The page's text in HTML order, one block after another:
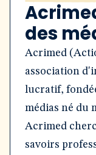
des
Acrimed
association
lucratif,
médias né du
Acrimed
savoirs